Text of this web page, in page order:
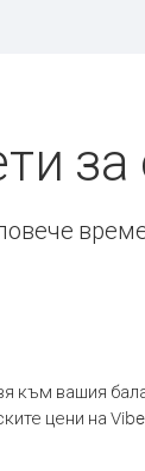
към вашия
цени на